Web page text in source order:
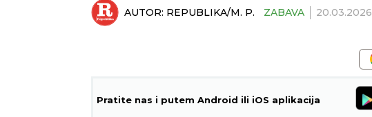
AUTOR: REPUBLIKA/M. P. ZABAVA 20.03.2026
Pratite nas i putem Android ili iOS aplikacija